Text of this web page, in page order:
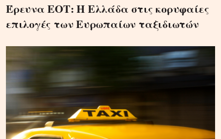
Έρευνα ΕΟΤ: Η Ελλάδα στις κορυφαίες
επιλογές των Ευρωπαίων ταξιδιωτών